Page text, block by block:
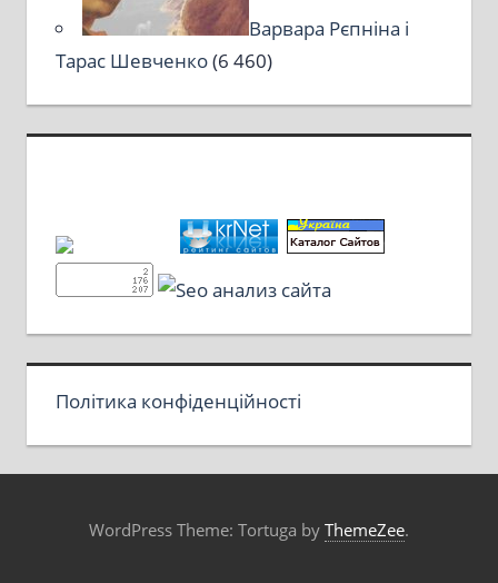
Варвара Рєпніна і
Тарас Шевченко(6 460)
Політика конфіденційності
WordPress Theme: Tortuga by ThemeZee.